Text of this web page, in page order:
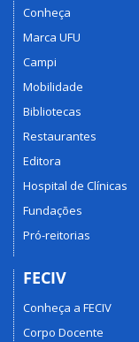
Conheça
Marca UFU
Campi
Mobilidade
Bibliotecas
Restaurantes
Editora
Hospital de Clínicas
Fundações
Pró-reitorias
FECIV
Conheça a FECIV
Corpo Docente